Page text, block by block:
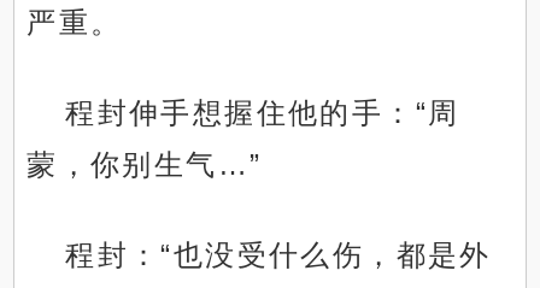
严重。
程封伸手想握住他的手：“周
蒙，你别生气…”
程封：“也没受什么伤，都是外